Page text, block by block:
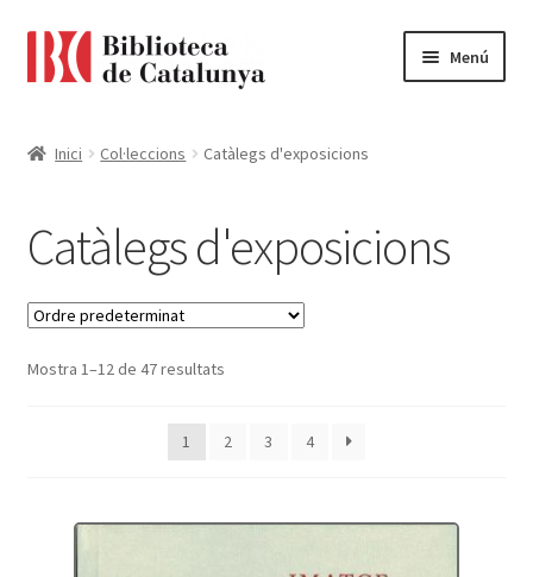
Menú
Cistella
El meu compte
Finalitzar compra
Inici Col·leccions Catàlegs d'exposicions
Catàlegs d'exposicions
Mostra 1–12 de 47 resultats
1 2 3 4